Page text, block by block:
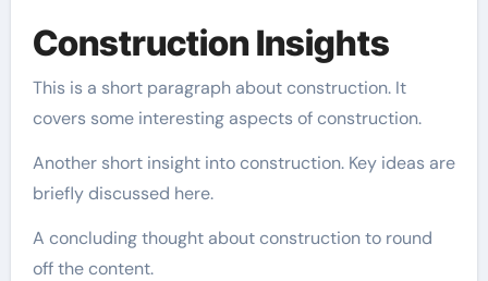
Construction Insights
This is a short paragraph about construction. It
covers some interesting aspects of construction.
Another short insight into construction. Key ideas are
briefly discussed here.
A concluding thought about construction to round
off the content.